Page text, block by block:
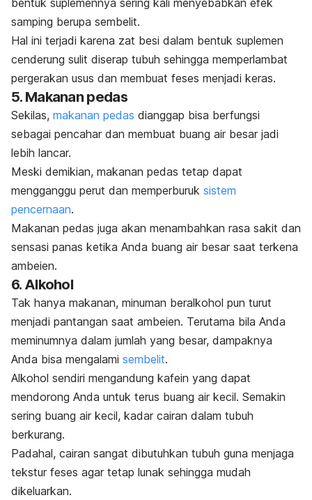
samping berupa sembelit.
Hal ini terjadi karena zat besi dalam bentuk suplemen
cenderung sulit diserap tubuh sehingga memperlambat
pergerakan usus dan membuat feses menjadi keras.
5. Makanan pedas
Sekilas, makanan pedas dianggap bisa berfungsi
sebagai pencahar dan membuat buang air besar jadi
lebih lancar.
Meski demikian, makanan pedas tetap dapat
mengganggu perut dan memperburuk sistem
pencernaan.
Makanan pedas juga akan menambahkan rasa sakit dan
sensasi panas ketika Anda buang air besar saat terkena
ambeien.
6. Alkohol
Tak hanya makanan, minuman beralkohol pun turut
menjadi pantangan saat ambeien. Terutama bila Anda
meminumnya dalam jumlah yang besar, dampaknya
Anda bisa mengalami sembelit.
Alkohol sendiri mengandung kafein yang dapat
mendorong Anda untuk terus buang air kecil. Semakin
sering buang air kecil, kadar cairan dalam tubuh
berkurang.
Padahal, cairan sangat dibutuhkan tubuh guna menjaga
tekstur feses agar tetap lunak sehingga mudah
dikeluarkan.